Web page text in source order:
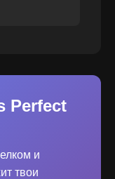
Perfect
и
твои